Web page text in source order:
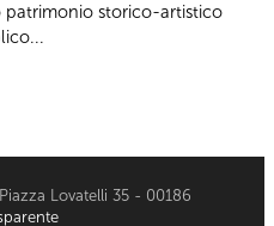
patrimonio storico-artistico
Lovatelli 35 - 00186